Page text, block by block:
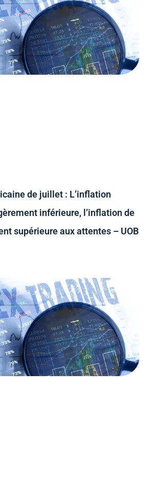
de juillet : L’inflation
inférieure, l’inflation de
supérieure aux attentes – UOB